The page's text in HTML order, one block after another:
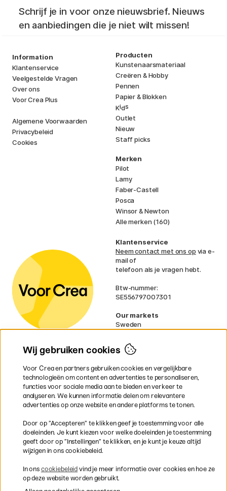
Schrijf je in voor onze nieuwsbrief. Nieuws
en aanbiedingen die je niet wilt missen!
Information
Klantenservice
Veelgestelde Vragen
Over ons
Voor Crea Plus
Algemene Voorwaarden
Privacybeleid
Cookies
Producten
Kunstenaarsmateriaal
Creëren & Hobby
Pennen
Papier & Blokken
Kids
Outlet
Nieuw
Staff picks
Merken
Pilot
Lamy
Faber-Castell
Posca
Winsor & Newton
Alle merken (160)
Klantenservice
Neem contact met ons op via e-
mail of
telefoon als je vragen hebt.
Btw-nummer:
SE556797007301
Our markets
Sweden
Denmark
Finland
Ireland
Germany
UK
EU
gelden voor volumineuze producten.
Snel en veilig met creditcard of iDEAL
Wij gebruiken cookies
Voor Crea en partners gebruiken cookies en vergelijkbare
technologieën om content en advertenties te personaliseren,
functies voor sociale media aan te bieden en verkeer te
analyseren. We kunnen informatie delen om relevantere
advertenties op onze website en andere platforms te tonen.
Door op ”Accepteren” te klikken geef je toestemming voor alle
doeleinden. Je kunt kiezen voor welke doeleinden je toestemming
geeft door op ”Instellingen” te klikken, en je kunt je keuze altijd
wijzigen in ons cookiebeleid.
In ons cookiebeleid vind je meer informatie over cookies en hoe ze
op deze website worden gebruikt.